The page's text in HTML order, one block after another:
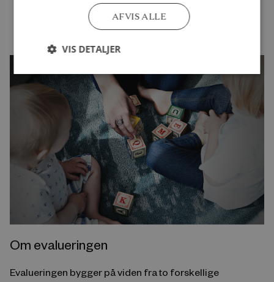
Om evalueringen
Evalueringen bygger på viden fra to forskellige
AFVIS ALLE
VIS DETALJER